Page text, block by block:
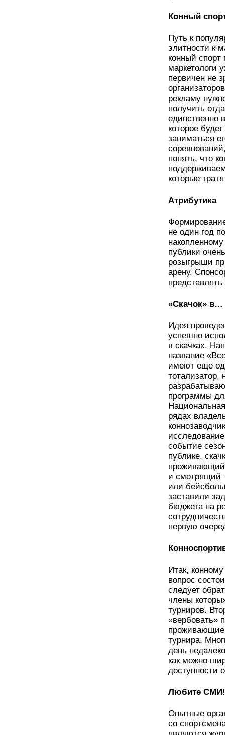
Конный
Путь к
элитности к
конный спорт
маркетологи
первичен не
рекламу
получить
единственно
которое
заниматься
понять, что
которые
Атрибутика
не один год
публики
розыгрыши
арену.
«Скачок» в…
Идея
успешно
в скачках.
название
имеют еще
тотализатор,
программы
рядах
событие
публике,
проживающий
и смотрящий
или
заставили
бюджета на
первую
Итак,
вопрос
следует
члены
турниров.
«вербовать»
проживающие
турнира.
день
как можно
доступности
Любите СМИ!
Опытные
со